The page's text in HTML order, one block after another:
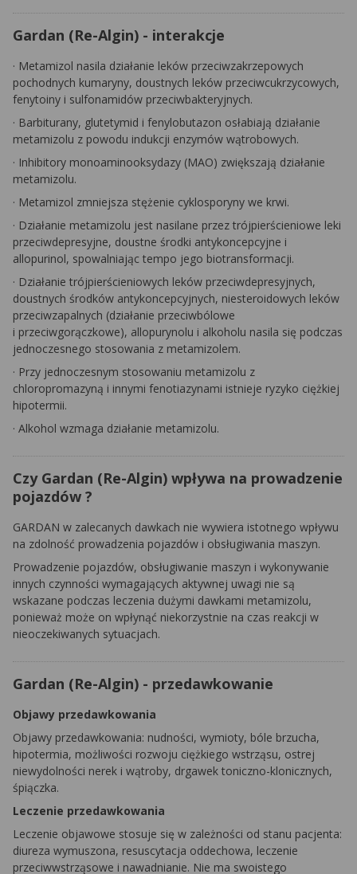
Gardan (Re-Algin) - interakcje
· Metamizol nasila działanie leków przeciwzakrzepowych
pochodnych kumaryny, doustnych leków przeciwcukrzycowych,
fenytoiny i sulfonamidów przeciwbakteryjnych.
· Barbiturany, glutetymid i fenylobutazon osłabiają działanie
metamizolu z powodu indukcji enzymów wątrobowych.
· Inhibitory monoaminooksydazy (MAO) zwiększają działanie
metamizolu.
· Metamizol zmniejsza stężenie cyklosporyny we krwi.
· Działanie metamizolu jest nasilane przez trójpierścieniowe leki
przeciwdepresyjne, doustne środki antykoncepcyjne i
allopurinol, spowalniając tempo jego biotransformacji.
· Działanie trójpierścieniowych leków przeciwdepresyjnych,
doustnych środków antykoncepcyjnych, niesteroidowych leków
przeciwzapalnych (działanie przeciwbólowe
i przeciwgorączkowe), allopurynolu i alkoholu nasila się podczas
jednoczesnego stosowania z metamizolem.
· Przy jednoczesnym stosowaniu metamizolu z
chloropromazyną i innymi fenotiazynami istnieje ryzyko ciężkiej
hipotermii.
· Alkohol wzmaga działanie metamizolu.
Czy Gardan (Re-Algin) wpływa na prowadzenie
pojazdów ?
GARDAN w zalecanych dawkach nie wywiera istotnego wpływu
na zdolność prowadzenia pojazdów i obsługiwania maszyn.
Prowadzenie pojazdów, obsługiwanie maszyn i wykonywanie
innych czynności wymagających aktywnej uwagi nie są
wskazane podczas leczenia dużymi dawkami metamizolu,
ponieważ może on wpłynąć niekorzystnie na czas reakcji w
nieoczekiwanych sytuacjach.
Gardan (Re-Algin) - przedawkowanie
Objawy przedawkowania
Objawy przedawkowania: nudności, wymioty, bóle brzucha,
hipotermia, możliwości rozwoju ciężkiego wstrząsu, ostrej
niewydolności nerek i wątroby, drgawek toniczno-klonicznych,
śpiączka.
Leczenie przedawkowania
Leczenie objawowe stosuje się w zależności od stanu pacjenta:
diureza wymuszona, resuscytacja oddechowa, leczenie
przeciwwstrząsowe i nawadnianie. Nie ma swoistego